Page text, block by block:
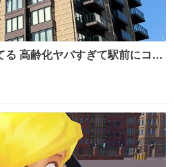
る 高齢化ヤバすぎて駅前にコン
を住ませる考えらしい 病院も